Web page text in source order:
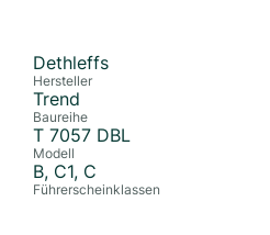
Dethleffs
Hersteller
Trend
Baureihe
T 7057 DBL
Modell
B, C1, C
Führerscheinklassen